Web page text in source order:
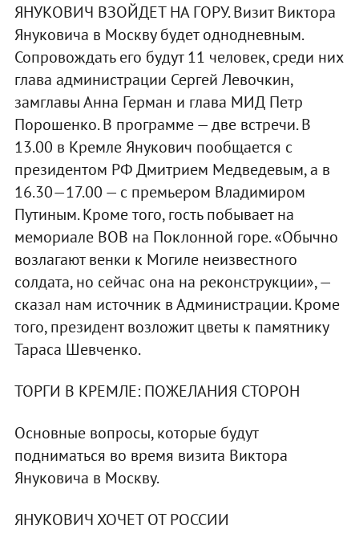
ЯНУКОВИЧ ВЗОЙДЕТ НА ГОРУ. Визит Виктора
Януковича в Москву будет однодневным.
Сопровождать его будут 11 человек, среди них
глава администрации Сергей Левочкин,
замглавы Анна Герман и глава МИД Петр
Порошенко. В программе — две встречи. В
13.00 в Кремле Янукович пообщается с
президентом РФ Дмитрием Медведевым, а в
16.30—17.00 — с премьером Владимиром
Путиным. Кроме того, гость побывает на
мемориале ВОВ на Поклонной горе. «Обычно
возлагают венки к Могиле неизвестного
солдата, но сейчас она на реконструкции», —
сказал нам источник в Администрации. Кроме
того, президент возложит цветы к памятнику
Тараса Шевченко.
ТОРГИ В КРЕМЛЕ: ПОЖЕЛАНИЯ СТОРОН
Основные вопросы, которые будут
подниматься во время визита Виктора
Януковича в Москву.
ЯНУКОВИЧ ХОЧЕТ ОТ РОССИИ